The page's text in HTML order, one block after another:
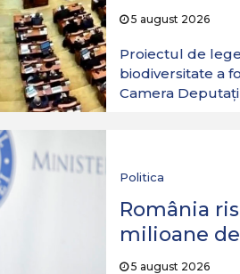
5 august 2026
Proiectul de
biodiversitate a
Camera
Politica
România
milioane
5 august 2026